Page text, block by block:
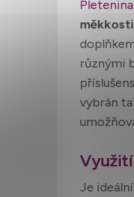
Pletenina
měkkosti
různými
vybrán
Využití
Je